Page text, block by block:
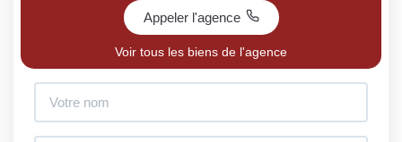
Appeler l'agence
Voir tous les biens de l'agence